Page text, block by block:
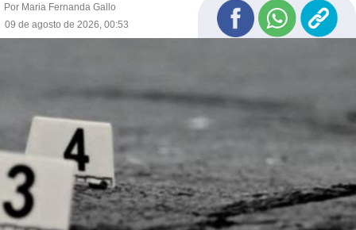
Por Maria Fernanda Gallo
09 de agosto de 2026, 00:53